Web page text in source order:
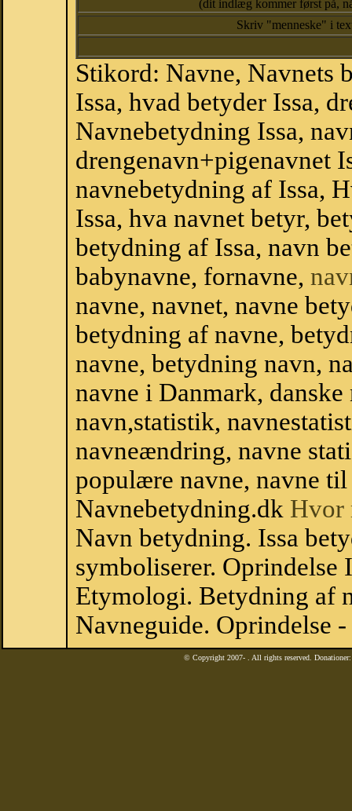
(dit indlæg kommer først på,
Skriv "menneske" i
Stikord: Navne, Navnets
Issa, hvad betyder Issa,
Navnebetydning Issa,
drengenavn+pigenavnet
navnebetydning af Issa,
Issa, hva navnet betyr,
betydning af Issa, navn
babynavne, fornavne,
navne, navnet, navne
betydning af navne,
navne, betydning navn,
navne i Danmark,
navn,statistik,
navneændring, navne
populære navne, navne
Navnebetydning.dk Hvor
Navn betydning. Issa
symboliserer. Oprindelse
Etymologi. Betydning af
Navneguide. Oprindelse
© Copyright 2007- . All rights reserved.